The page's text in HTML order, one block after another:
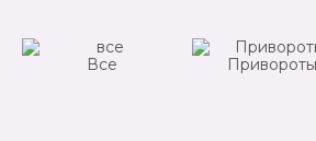
Все
Привороты